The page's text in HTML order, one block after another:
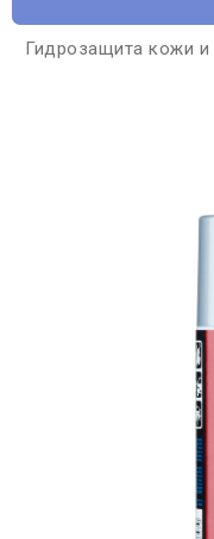
Гидрозащита кожи и